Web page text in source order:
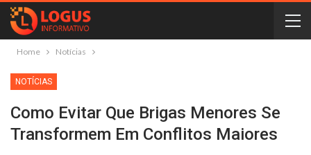
Home Notícias
NOTÍCIAS
Como Evitar Que Brigas Menores Se
Transformem Em Conflitos Maiores